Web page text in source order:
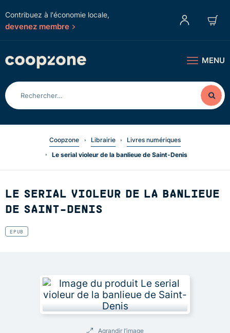
Contribuez à l'économie locale,
devenez membre
MENU
Coopzone Librairie
Livres numériques
Le serial violeur de la banlieue de Saint-Denis
LE SERIAL VIOLEUR DE LA BANLIEUE
DE SAINT-DENIS
EPUB
Agrandir l’image